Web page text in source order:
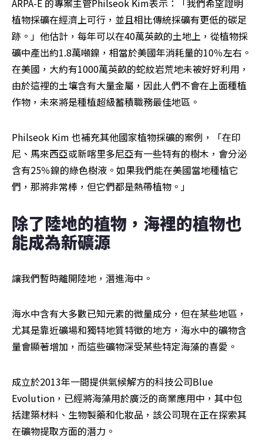
ARPA-E 的專案主管Philseok Kim表示：「我們希望證明
植物採礦在經濟上可行，並且相比傳統採礦有更低的碳足
跡。」他估計，每年可以在40萬英畝的土地上，從植物採
礦中產出約1.8萬噸鎳，相當於美國年消耗量的10％左右。
在美國，大約有1000萬英畝的蛇紋岩荒地未被好好利用，
由於這裡的土壤含有大量金屬，因此人們不會在上面種植
作物，未來將是種植超級蓄積職務最佳地區。
Philseok Kim 也補充其他國家植物採礦的案例，「在印
尼、馬來西亞或新喀里多尼亞有一些特有的樹木，會分泌
含有25％鎳的綠色樹液。如果我們能在美國當地種植它
們，那將非常棒，但它們都是熱帶植物。」
除了陸地的植物，海裡的植物也
能成為新礦源
讓我們暫時離開陸地，潛進海中。
海水中含有大多數已知元素的微量成分，但在某些地區，
尤其是靠近礦場和獨特地質特徵的地方，海水中的礦物含
量會顯著增加，而這些礦物深受某些特定海藻的喜愛。
成立於2013年一間提供氣候解方的科技公司Blue
Evolution，已經將海藻用於廣泛的商業應用中，其中包
括建築材料、生物製藥和化妝品，該公司現在正在探索其
在礦物提取方面的潛力。